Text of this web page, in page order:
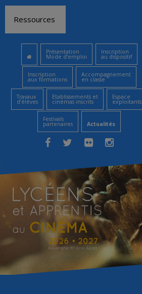
contenu
Ressources
Présentation
Mode d’emploi
Inscription
au dispositif
Inscription
aux formations
Accompagnement
en classe
Travaux
d’élèves
Etablissements et
cinémas inscrits
Espace
exploitants
Festivals
partenaires Actualités